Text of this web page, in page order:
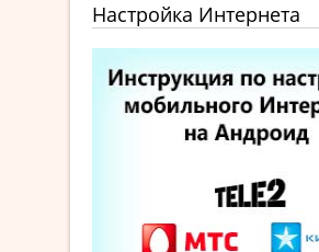
Настройка Интернета